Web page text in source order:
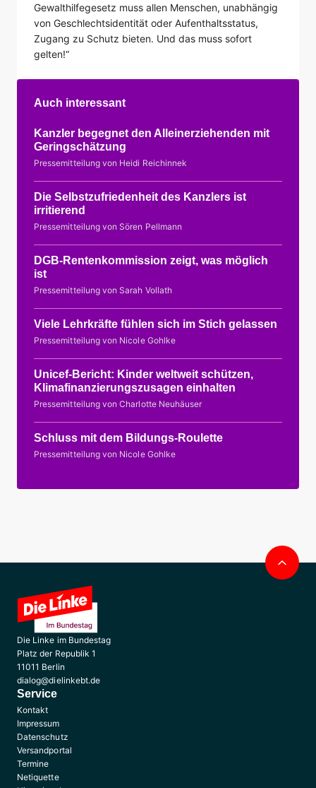
Gewalthilfegesetz muss allen Menschen, unabhängig
von Geschlechtsidentität oder Aufenthaltsstatus,
Zugang zu Schutz bieten. Und das muss sofort
gelten!“
Auch interessant
Kanzler begegnet den Alleinerziehenden mit
Geringschätzung
Pressemitteilung von Heidi Reichinnek
Die Selbstzufriedenheit des Kanzlers ist
irritierend
Pressemitteilung von Sören Pellmann
DGB-Rentenkommission zeigt, was möglich
ist
Pressemitteilung von Sarah Vollath
Viele Lehrkräfte fühlen sich im Stich gelassen
Pressemitteilung von Nicole Gohlke
Unicef-Bericht: Kinder weltweit schützen,
Klimafinanzierungszusagen einhalten
Pressemitteilung von Charlotte Neuhäuser
Schluss mit dem Bildungs-Roulette
Pressemitteilung von Nicole Gohlke
Die Linke im Bundestag
Platz der Republik 1
11011 Berlin
dialog@dielinkebt.de
Service
Kontakt
Impressum
Datenschutz
Versandportal
Termine
Netiquette